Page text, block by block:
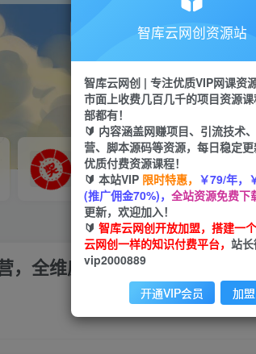
直播 小红书 剪辑
VIP推广
70%分佣
会员专属推广链接
，全维度讲解拼多多运营逻辑
智库云网创资源站
智库云网创 | 专注优质VIP网课资源
市面上收费几百几千的项目资源
部都有！
🔰 内容涵盖网赚项目、引流技术
营、脚本源码等资源，每日稳定
优质付费资源课程！
🔰 本站VIP 限时特惠， ￥79/年，
(推广佣金70%)， 全站资源免费下
更新，欢迎加入！
🔰 智库云网创开放加盟，搭建一
云网创一样的知识付费平台， 站长
vip2000889
开通VIP会员 加